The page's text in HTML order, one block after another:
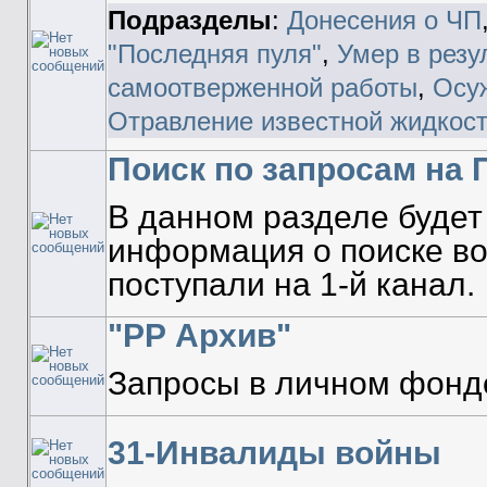
Подразделы: Донесения о ЧП
"Последняя пуля", Умер в
самоотверженной работы,
Отравление известной
Поиск по запросам на
В данном разделе
информация о поиске
поступали на 1-й канал.
"РР Архив"
Запросы в личном
31-Инвалиды войны